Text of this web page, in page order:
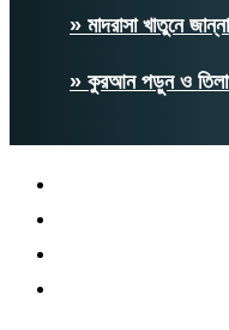
» মাদরাসা খাতুনে
» কুরআন পড়ুন ও